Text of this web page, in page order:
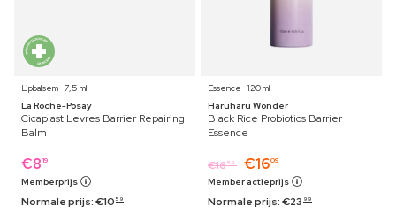
Lipbalsem ⋅ 7,5 ml
La Roche-Posay
Cicaplast Levres Barrier Repairing
Balm
€8 19
Memberprijs
Normale prijs:€10 59
Essence ⋅ 120 ml
Haruharu Wonder
Black Rice Probiotics Barrier
Essence
€1659 €1609
Member actieprijs
Normale prijs:€23 99